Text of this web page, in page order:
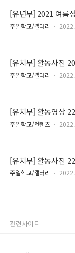
[유년부] 2021 여름
주일학교/갤러리
[유치부] 활동사진
주일학교/갤러리
[유치부] 활동영상
주일학교/컨텐츠
[유치부] 활동사진
주일학교/갤러리
관련사이트